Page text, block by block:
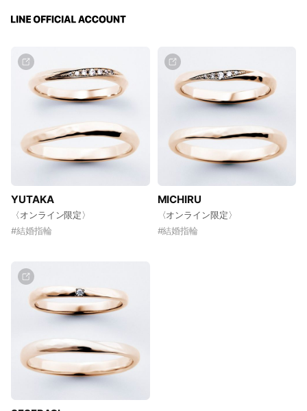
YUTAKA
〈オンライン限定〉
#結婚指輪
MICHIRU
〈オンライン限定〉
#結婚指輪